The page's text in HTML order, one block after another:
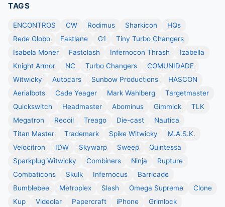
TAGS
ENCONTROS CW Rodimus Sharkicon
HQs
Rede Globo
Fastlane G1
Tiny Turbo Changers
Isabela Moner
Fastclash Infernocon Thrash
Izabella
Knight Armor
NC Turbo Changers
COMUNIDADE
Witwicky
Autocars Sunbow Productions
HASCON
Aerialbots
Cade Yeager Mark Wahlberg
Targetmaster
Quickswitch
Headmaster Abominus Gimmick
TLK
Megatron
Recoil Treago Die-cast
Nautica
Titan Master
Trademark Spike Witwicky
M.A.S.K.
Velocitron
IDW Skywarp Sweep
Quintessa
Sparkplug Witwicky
Combiners Ninja
Rupture
Combaticons
Skulk Infernocus
Barricade
Bumblebee
Metroplex Slash Omega Supreme
Clone
Kup
Videolar Papercraft iPhone
Grimlock